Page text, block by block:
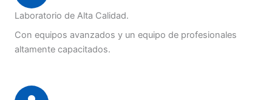
Laboratorio de Alta Calidad.
Con equipos avanzados y un equipo de profesionales
altamente capacitados.